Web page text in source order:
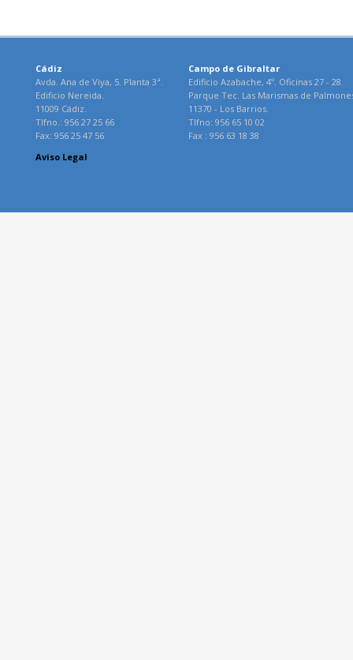
Cádiz
Avda. Ana de Viya, 5. Planta 3ª.
Edificio Nereida.
11009 Cádiz.
Tlfno.: 956 27 25 66
Fax: 956 25 47 56
Campo de Gibraltar
Edificio Azabache, 4º. Oficinas 27 - 28.
Parque Tec. Las Marismas de
11370 - Los Barrios.
Tlfno: 956 65 10 02
Fax : 956 63 18 38
Aviso Legal